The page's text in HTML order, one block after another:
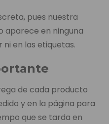
pues nuestra
aparece en ninguna
en las etiquetas.
de cada producto
y en la página para
que se tarda en